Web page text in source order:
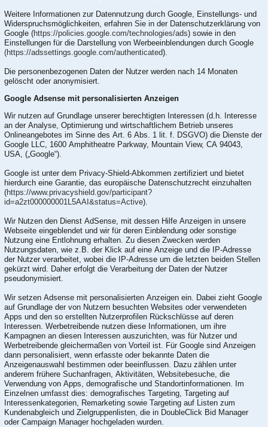
Weitere Informationen zur Datennutzung durch Google, Einstellungs- und
Widerspruchsmöglichkeiten, erfahren Sie in der Datenschutzerklärung von
Google (https://policies.google.com/technologies/ads) sowie in den
Einstellungen für die Darstellung von Werbeeinblendungen durch Google
(https://adssettings.google.com/authenticated).
Die personenbezogenen Daten der Nutzer werden nach 14 Monaten
gelöscht oder anonymisiert.
Google Adsense mit personalisierten Anzeigen
Wir nutzen auf Grundlage unserer berechtigten Interessen (d.h. Interesse
an der Analyse, Optimierung und wirtschaftlichem Betrieb unseres
Onlineangebotes im Sinne des Art. 6 Abs. 1 lit. f. DSGVO) die Dienste der
Google LLC, 1600 Amphitheatre Parkway, Mountain View, CA 94043,
USA, („Google“).
Google ist unter dem Privacy-Shield-Abkommen zertifiziert und bietet
hierdurch eine Garantie, das europäische Datenschutzrecht einzuhalten
(https://www.privacyshield.gov/participant?
id=a2zt000000001L5AAI&status=Active).
Wir Nutzen den Dienst AdSense, mit dessen Hilfe Anzeigen in unsere
Webseite eingeblendet und wir für deren Einblendung oder sonstige
Nutzung eine Entlohnung erhalten. Zu diesen Zwecken werden
Nutzungsdaten, wie z.B. der Klick auf eine Anzeige und die IP-Adresse
der Nutzer verarbeitet, wobei die IP-Adresse um die letzten beiden Stellen
gekürzt wird. Daher erfolgt die Verarbeitung der Daten der Nutzer
pseudonymisiert.
Wir setzen Adsense mit personalisierten Anzeigen ein. Dabei zieht Google
auf Grundlage der von Nutzern besuchten Websites oder verwendeten
Apps und den so erstellten Nutzerprofilen Rückschlüsse auf deren
Interessen. Werbetreibende nutzen diese Informationen, um ihre
Kampagnen an diesen Interessen auszurichten, was für Nutzer und
Werbetreibende gleichermaßen von Vorteil ist. Für Google sind Anzeigen
dann personalisiert, wenn erfasste oder bekannte Daten die
Anzeigenauswahl bestimmen oder beeinflussen. Dazu zählen unter
anderem frühere Suchanfragen, Aktivitäten, Websitebesuche, die
Verwendung von Apps, demografische und Standortinformationen. Im
Einzelnen umfasst dies: demografisches Targeting, Targeting auf
Interessenkategorien, Remarketing sowie Targeting auf Listen zum
Kundenabgleich und Zielgruppenlisten, die in DoubleClick Bid Manager
oder Campaign Manager hochgeladen wurden.